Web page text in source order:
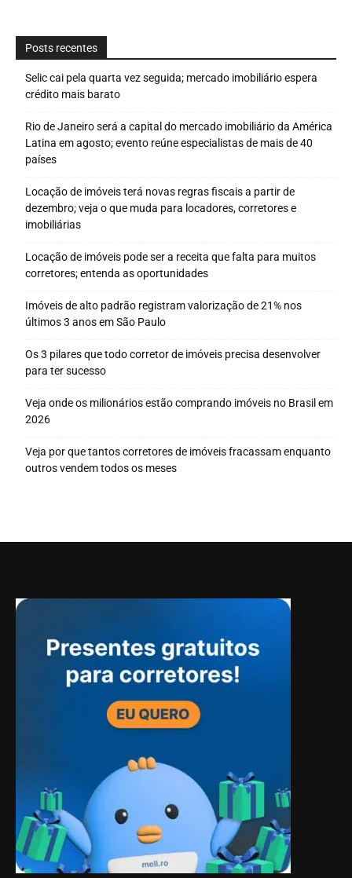
Posts recentes
Selic cai pela quarta vez seguida; mercado imobiliário espera
crédito mais barato
Rio de Janeiro será a capital do mercado imobiliário da América
Latina em agosto; evento reúne especialistas de mais de 40
países
Locação de imóveis terá novas regras fiscais a partir de
dezembro; veja o que muda para locadores, corretores e
imobiliárias
Locação de imóveis pode ser a receita que falta para muitos
corretores; entenda as oportunidades
Imóveis de alto padrão registram valorização de 21% nos
últimos 3 anos em São Paulo
Os 3 pilares que todo corretor de imóveis precisa desenvolver
para ter sucesso
Veja onde os milionários estão comprando imóveis no Brasil em
2026
Veja por que tantos corretores de imóveis fracassam enquanto
outros vendem todos os meses